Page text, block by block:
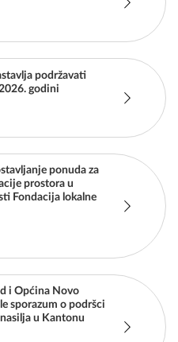
podržavati
godini
ponuda za
prostora u
Fondacija lokalne
i Općina Novo
sporazum o podršci
u Kantonu